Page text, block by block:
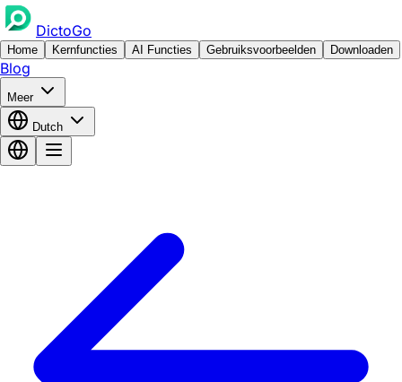
DictoGo
Home Kernfuncties AI Functies Gebruiksvoorbeelden Downloaden
Blog
Meer
Dutch